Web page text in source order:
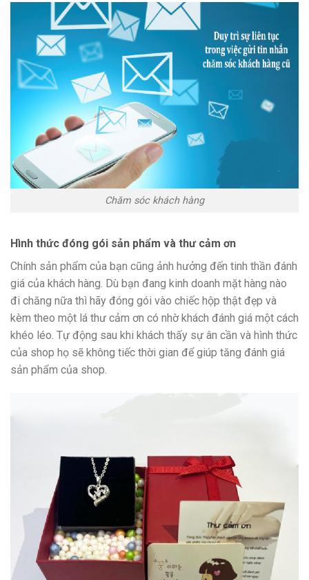
Chăm sóc khách hàng
Hình thức đóng gói sản phẩm và thư cảm ơn
Chính sản phẩm của bạn cũng ảnh hưởng đến tinh thần đánh
giá của khách hàng. Dù bạn đang kinh doanh mặt hàng nào
đi chăng nữa thì hãy đóng gói vào chiếc hộp thật đẹp và
kèm theo một lá thư cảm ơn có nhờ khách đánh giá một cách
khéo léo. Tự động sau khi khách thấy sự ân cần và hình thức
của shop họ sẽ không tiếc thời gian để giúp tăng đánh giá
sản phẩm của shop.